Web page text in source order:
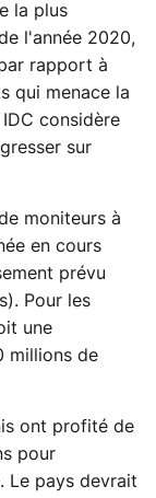
la plus
l'année 2020,
rapport à
qui menace la
considère
sur
moniteurs à
en cours
prévu
Pour les
une
millions de
ont profité de
pour
Le pays devrait